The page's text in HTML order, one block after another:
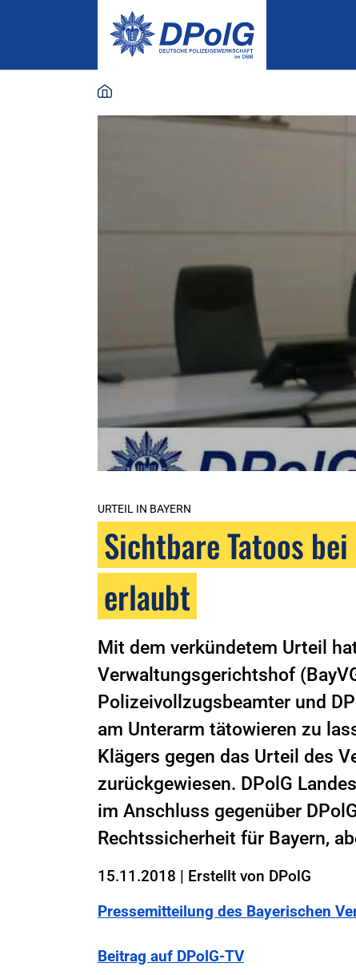
URTEIL IN BAYERN
Sichtbare Tatoos
erlaubt
Mit dem verkündetem Urteil
Verwaltungsgerichtshof
Polizeivollzugsbeamter und
am Unterarm tätowieren zu
Klägers gegen das Urteil des
zurückgewiesen. DPolG
im Anschluss gegenüber
Rechtssicherheit für Bayern,
15.11.2018 | Erstellt von DPolG
Pressemitteilung des Bayerischen
Beitrag auf DPolG-TV